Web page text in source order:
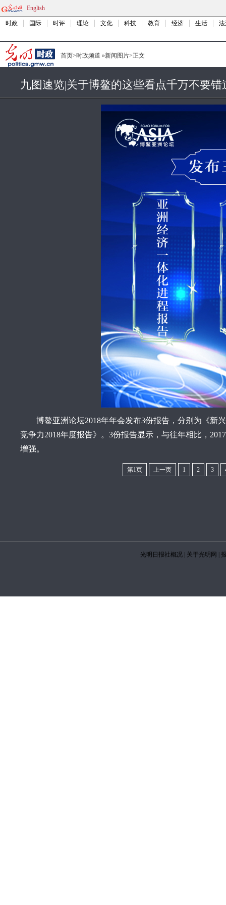
English
时政 国际 时评 理论 文化 科技 教育 经济 生活
首页>时政频道 »新闻图片>正文
九图速览|关于博鳌的这些看点千万不要错
博鳌亚洲论坛2018年年会发布3份报告，分别为《新兴
竞争力2018年度报告》。3份报告显示，与往年相比，
增强。
第1页 上一页 1 2 3
光明日报社概况 关于光明网